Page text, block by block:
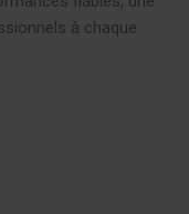
à chaque